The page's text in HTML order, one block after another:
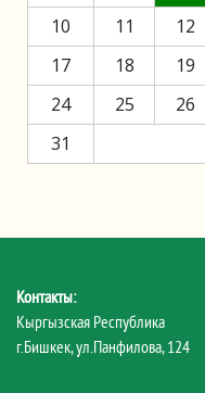
10
11 12
17
18 19
24
25 26
31
Контакты:
Кыргызская Республика
г.Бишкек, ул.Панфилова, 124